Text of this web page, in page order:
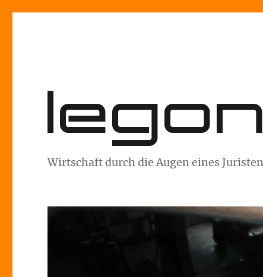
Wirtschaft durch die Augen eines Juristen